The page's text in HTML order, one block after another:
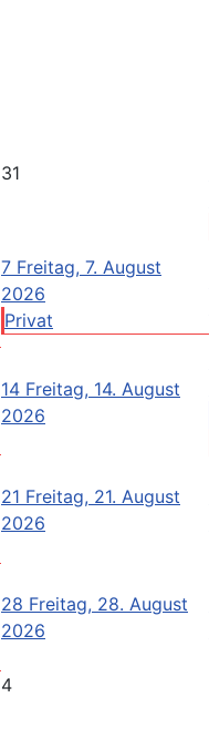
31
7 Freitag, 7. August
2026
Privat
14 Freitag, 14. August
2026
21 Freitag, 21. August
2026
28 Freitag, 28. August
2026
4